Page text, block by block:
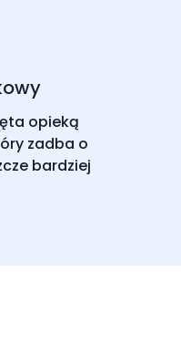
opieką
zadba o
bardziej